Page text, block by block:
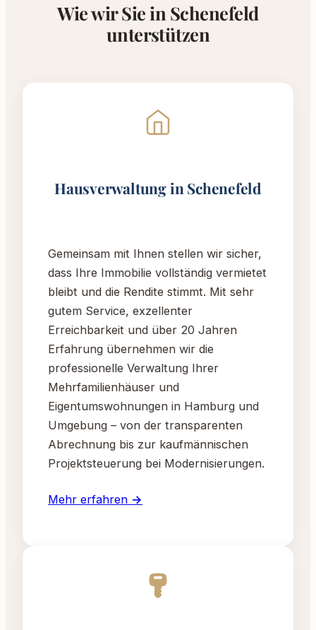
Wie wir Sie in Schenefeld
unterstützen
Hausverwaltung in Schenefeld
Gemeinsam mit Ihnen stellen wir sicher,
dass Ihre Immobilie vollständig vermietet
bleibt und die Rendite stimmt. Mit sehr
gutem Service, exzellenter
Erreichbarkeit und über 20 Jahren
Erfahrung übernehmen wir die
professionelle Verwaltung Ihrer
Mehrfamilienhäuser und
Eigentumswohnungen in Hamburg und
Umgebung – von der transparenten
Abrechnung bis zur kaufmännischen
Projektsteuerung bei Modernisierungen.
Mehr erfahren →